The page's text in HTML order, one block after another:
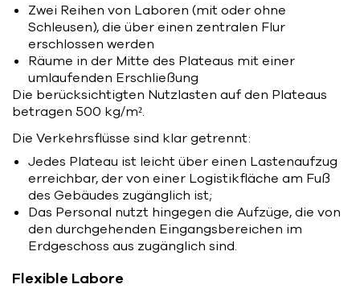
Zwei Reihen von Laboren (mit oder ohne
Schleusen), die über einen zentralen Flur
erschlossen werden
Räume in der Mitte des Plateaus mit einer
umlaufenden Erschließung
Die berücksichtigten Nutzlasten auf den Plateaus
betragen 500 kg/m².
Die Verkehrsflüsse sind klar getrennt:
Jedes Plateau ist leicht über einen Lastenaufzug
erreichbar, der von einer Logistikfläche am Fuß
des Gebäudes zugänglich ist;
Das Personal nutzt hingegen die Aufzüge, die von
den durchgehenden Eingangsbereichen im
Erdgeschoss aus zugänglich sind.
Flexible Labore